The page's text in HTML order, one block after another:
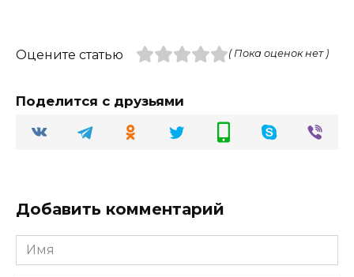
Оцените статью ( Пока оценок нет )
Поделится с друзьями
Добавить комментарий
Имя